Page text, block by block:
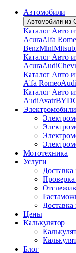
Автомобили
Автомобили из
Каталог Авто
AcuraAlfa
BenzMini
Каталог Авто
AcuraAudi
Каталог Авто
Alfa RomeoAudi
Каталог Авто
AudiAvatrBYD
Электромобили
Мототехника
Услуги
Доставка
Проверка
Доставка
Цены
Калькулятор
Блог